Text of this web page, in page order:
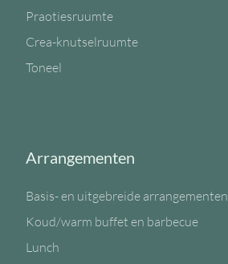
Praotiesruumte
Crea-knutselruumte
Toneel
Arrangementen
Basis- en uitgebreide arrangementen
Koud/warm buffet en barbecue
Lunch